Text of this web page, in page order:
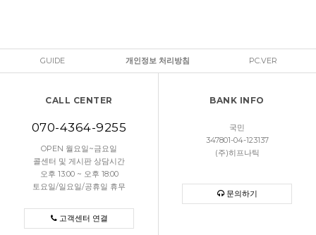
GUIDE 개인정보 처리방침 PC.VER
CALL CENTER
070-4364-9255
OPEN 월요일~금요일
콜센터 및 게시판 상담시간
오후 13:00 ~ 오후 18:00
토요일/일요일/공휴일 휴무
고객센터 연결
BANK INFO
국민
347801-04-123137
(주)히프나틱
문의하기